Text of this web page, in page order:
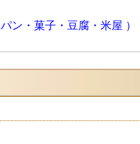
ン・菓子・豆腐・米屋 ）